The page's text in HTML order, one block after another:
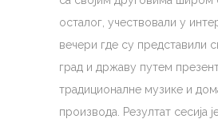
осталог, учествовали у
вечери где су представили
град и државу путем
традиционалне музике и
производа. Резултат сесија